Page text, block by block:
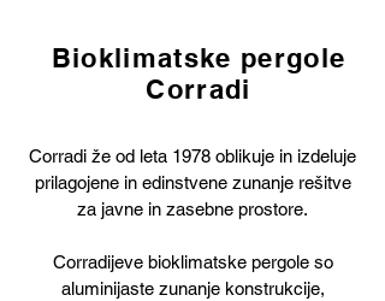
Bioklimatske pergole
Corradi
Corradi že od leta 1978 oblikuje in izdeluje
prilagojene in edinstvene zunanje rešitve
za javne in zasebne prostore.
Corradijeve bioklimatske pergole so
aluminijaste zunanje konstrukcije,